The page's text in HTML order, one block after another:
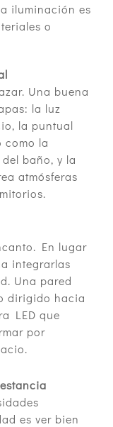
iluminación es
o
Una buena
la luz
la puntual
como la
baño, y la
atmósferas
En lugar
integrarlas
Una pared
dirigido hacia
LED que
por
es ver bien